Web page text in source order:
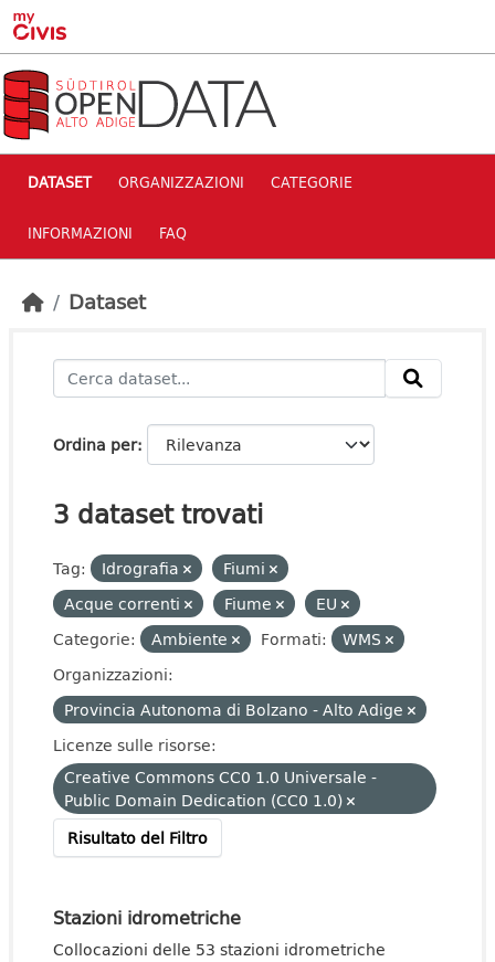
Skip to main content
DATASET ORGANIZZAZIONI CATEGORIE
INFORMAZIONI FAQ
Dataset
Ordina per
3 dataset trovati
Tag: Idrografia
Fiumi
Acque correnti
Fiume
EU
Categorie:
Ambiente Formati:
WMS
Organizzazioni:
Provincia Autonoma di Bolzano - Alto Adige
Licenze sulle risorse:
Creative Commons CC0 1.0 Universale -
Public Domain Dedication (CC0 1.0)
Risultato del Filtro
Stazioni idrometriche
Collocazioni delle 53 stazioni idrometriche